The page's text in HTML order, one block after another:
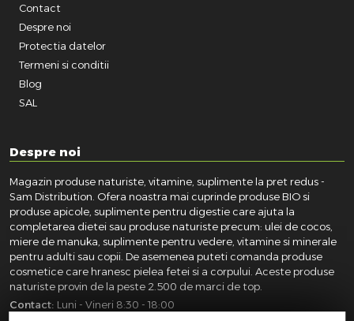
Contact
Despre noi
Protectia datelor
Termeni si conditii
Blog
SAL
Despre noi
Magazin produse naturiste, vitamine, suplimente la pret redus -
Sam Distribution. Ofera noastra mai cuprinde produse BIO si
produse apicole, suplimente pentru digestie care ajuta la
completarea dietei sau produse naturiste precum: ulei de cocos,
miere de manuka, suplimente pentru vedere, vitamine si minerale
pentru adulti sau copii. De asemenea puteti comanda produse
cosmetice care hranesc pielea fetei si a corpului. Aceste produse
naturiste provin de la peste 2.500 de marci de top.
Contact: Luni - Vineri 8:30 - 18:00